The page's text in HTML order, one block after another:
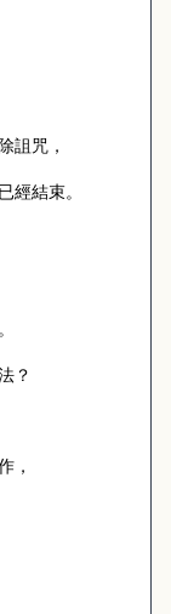
詛咒，
經結束。
？
，